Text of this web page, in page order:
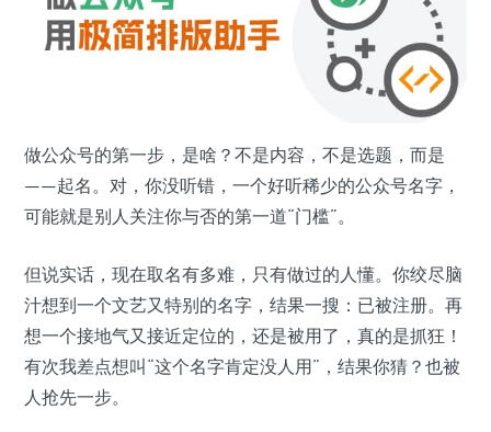
做公众号的第一步，是啥？不是内容，不是选题，而是
——起名。对，你没听错，一个好听稀少的公众号名字，
可能就是别人关注你与否的第一道“门槛”。
但说实话，现在取名有多难，只有做过的人懂。你绞尽脑
汁想到一个文艺又特别的名字，结果一搜：已被注册。再
想一个接地气又接近定位的，还是被用了，真的是抓狂！
有次我差点想叫“这个名字肯定没人用”，结果你猜？也被
人抢先一步。